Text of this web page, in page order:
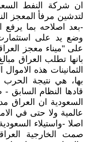
ان شركة النفط
لتدشين مرفأ المعجز
-بعد اصلاحه بما يرفع
وضع يد على
على "ميناء معجز
بانها تطلب العراق
الثمانينات هذه
بها، هي نتيجة الحرب
قادها النظام السابق
السعودية ان
عالمية ولا حتى في
اصلا -واستيلاء
صمت الخارجية